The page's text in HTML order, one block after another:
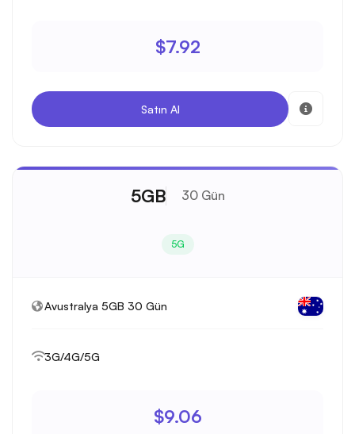
$7.92
Satın Al
5GB 30 Gün
5G
Avustralya 5GB 30 Gün
3G/4G/5G
$9.06